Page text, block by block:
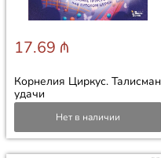
17.69 ₼
Корнелия Циркус. Талисман
удачи
Нет в наличии